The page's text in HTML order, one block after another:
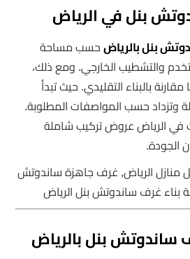
بنل في الرياض
بنل بالرياضحسب مساحة
والتشطيب الخارجي. ومع ذلك،
مقارنة بالبناء التقليدي. حيث تبدأ
وتزداد حسب المواصفات المطلوبة.
الرياض عروض تركيب شاملة
الجودة.
منازل الرياض, غرف جاهزة ساندوتش
بناء غرف ساندوتش بنل الرياض
بنل بالرياض